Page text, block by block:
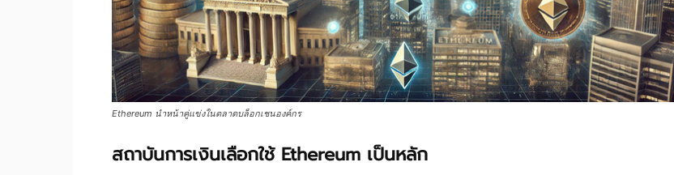
Ethereum นำหน้าคู่แข่งในตลาดบล็อกเชนองค์กร
สถาบันการเงินเลือกใช้ Ethereum เป็นหลัก